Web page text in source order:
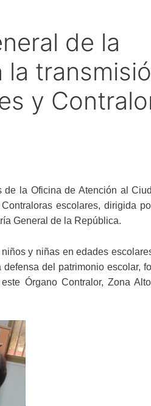
de la
y
la Oficina de Atención al
escolares, dirigida
General de la República.
y niñas en edades
del patrimonio escolar,
Órgano Contralor, Zona